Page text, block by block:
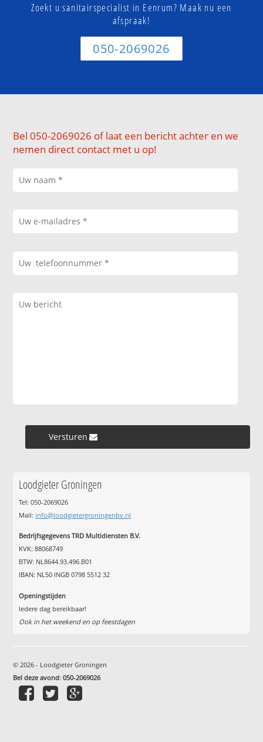
Zoekt u sanitairspecialist in Eenrum? Maak nu een
afspraak!
050-2069026
Bel 050-2069026 of laat een bericht achter en we
nemen direct contact met u op!
Versturen »
Loodgieter Groningen
Tel: 050-2069026
Mail: info@loodgietergroningenbv.nl
Bedrijfsgegevens TRD Multidiensten B.V.
KVK: 88068749
BTW: NL8644.93.496.B01
IBAN: NL50 INGB 0798 5512 32
Openingstijden
Iedere dag bereikbaar!
Ook in het weekend en op feestdagen
© 2026 - Loodgieter Groningen
Bel deze avond:050-2069026